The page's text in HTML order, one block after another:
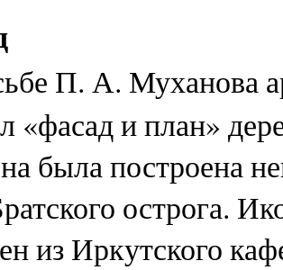
П. А. Муханова
«фасад и план»
была построена
острога.
из Иркутского